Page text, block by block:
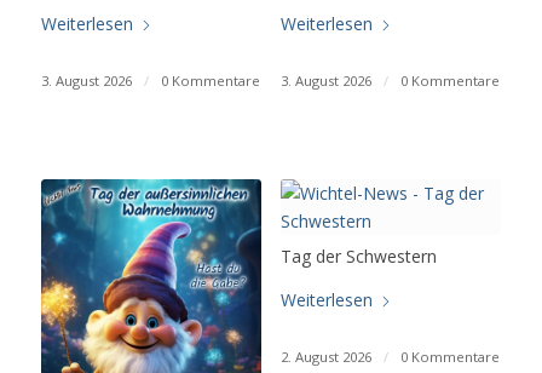
Weiterlesen
3. August 2026 / 0 Kommentare
Weiterlesen
3. August 2026 / 0 Kommentare
Tag der Schwestern
Weiterlesen
2. August 2026 / 0 Kommentare